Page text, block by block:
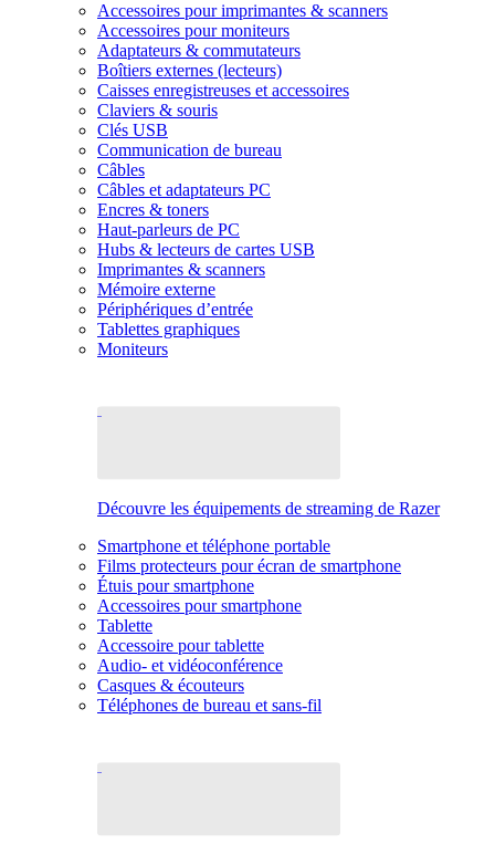
Accessoires pour imprimantes & scanners
Accessoires pour moniteurs
Adaptateurs & commutateurs
Boîtiers externes (lecteurs)
Caisses enregistreuses et accessoires
Claviers & souris
Clés USB
Communication de bureau
Câbles
Câbles et adaptateurs PC
Encres & toners
Haut-parleurs de PC
Hubs & lecteurs de cartes USB
Imprimantes & scanners
Mémoire externe
Périphériques d’entrée
Tablettes graphiques
Moniteurs
Découvre les équipements de streaming de Razer
Smartphone et téléphone portable
Films protecteurs pour écran de smartphone
Étuis pour smartphone
Accessoires pour smartphone
Tablette
Accessoire pour tablette
Audio- et vidéoconférence
Casques & écouteurs
Téléphones de bureau et sans-fil